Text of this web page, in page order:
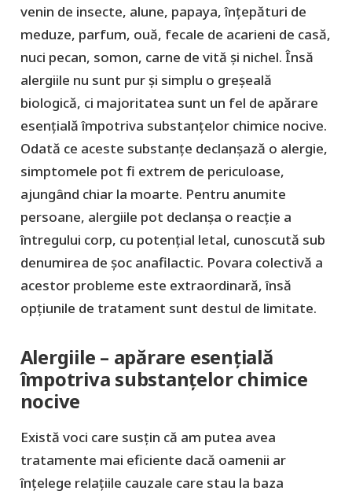
venin de insecte, alune, papaya, înțepături de
meduze, parfum, ouă, fecale de acarieni de casă,
nuci pecan, somon, carne de vită și nichel. Însă
alergiile nu sunt pur și simplu o greșeală
biologică, ci majoritatea sunt un fel de apărare
esențială împotriva substanțelor chimice nocive.
Odată ce aceste substanțe declanșază o alergie,
simptomele pot fi extrem de periculoase,
ajungând chiar la moarte. Pentru anumite
persoane, alergiile pot declanșa o reacție a
întregului corp, cu potențial letal, cunoscută sub
denumirea de șoc anafilactic. Povara colectivă a
acestor probleme este extraordinară, însă
opțiunile de tratament sunt destul de limitate.
Alergiile – apărare esențială
împotriva substanțelor chimice
nocive
Există voci care susțin că am putea avea
tratamente mai eficiente dacă oamenii ar
înțelege relațiile cauzale care stau la baza